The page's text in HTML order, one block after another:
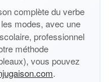
complète du verbe
modes, avec une
professionnel
méthode
vous pouvez
.